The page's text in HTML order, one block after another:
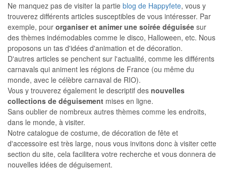
Ne manquez pas de visiter la partie blog de Happyfete, vous y
trouverez différents articles susceptibles de vous intéresser. Par
exemple, pour organiser et animer une soirée déguisée sur
des thèmes indémodables comme le disco, Halloween, etc. Nous
proposons un tas d'idées d'animation et de décoration.
D'autres articles se penchent sur l'actualité, comme les différents
carnavals qui animent les régions de France (ou même du
monde, avec le célèbre carnaval de RIO).
Vous y trouverez également le descriptif des nouvelles
collections de déguisement mises en ligne.
Sans oublier de nombreux autres thèmes comme les endroits,
dans le monde, à visiter.
Notre catalogue de costume, de décoration de fête et
d'accessoire est très large, nous vous invitons donc à visiter cette
section du site, cela facilitera votre recherche et vous donnera de
nouvelles idées de déguisement.